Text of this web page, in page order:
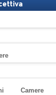
Camere